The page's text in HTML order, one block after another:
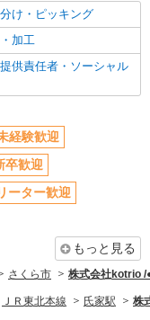
OK
取得実績あり
家族・役職・インセン
）あり
り
け・ピッキング
加工
供責任者・ソーシャル
経験歓迎
卒歓迎
ーター歓迎
もっと見る
さくら市 株式会社kotrio /
ＪＲ東北本線 氏家駅 株